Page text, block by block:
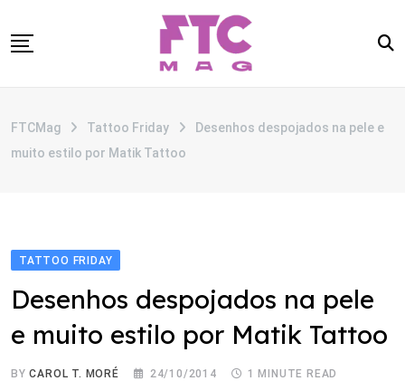
to
CATEGORIAS
FTCMag Tattoo Friday
Desenhos despojados na pele e
muito estilo por Matik Tattoo
TATTOO FRIDAY
Desenhos despojados na pele
e muito estilo por Matik Tattoo
BYCAROL T. MORÉ 24/10/2014 1 MINUTE READ